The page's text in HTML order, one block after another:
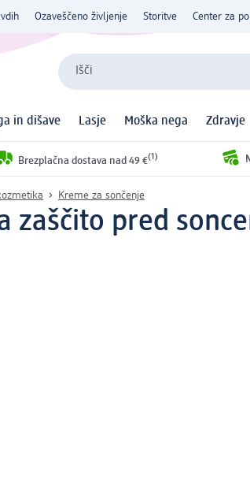
Ozaveščeno življenje Storitve Center za
Išči
in dišave Lasje Moška nega Zdravje
Brezplačna dostava nad 49 €(1)
Kreme za sončenje
zaščito pred